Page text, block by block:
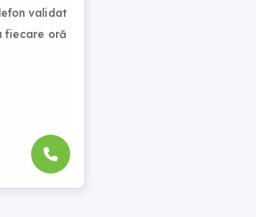
validat
fiecare oră